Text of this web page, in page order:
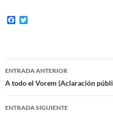
F
o
o
e
r
Navegación
de
entradas
ENTRADA ANTERIOR
A todo el Vorem (Aclaración
ENTRADA SIGUIENTE